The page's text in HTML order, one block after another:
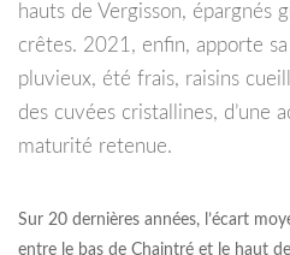
hauts de Vergisson, épargnés
crêtes. 2021, enfin, apporte
pluvieux, été frais, raisins
des cuvées cristallines, d’une
maturité retenue.
Sur 20 dernières années, l’écart
entre le bas de Chaintré et le haut